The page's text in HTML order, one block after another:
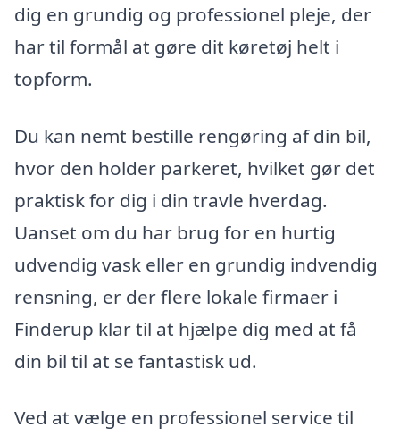
dig en grundig og professionel pleje, der
har til formål at gøre dit køretøj helt i
topform.
Du kan nemt bestille rengøring af din bil,
hvor den holder parkeret, hvilket gør det
praktisk for dig i din travle hverdag.
Uanset om du har brug for en hurtig
udvendig vask eller en grundig indvendig
rensning, er der flere lokale firmaer i
Finderup klar til at hjælpe dig med at få
din bil til at se fantastisk ud.
Ved at vælge en professionel service til